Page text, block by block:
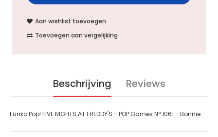
Aan wishlist toevoegen
Toevoegen aan vergelijking
Beschrijving Reviews
Funko Pop! FIVE NIGHTS AT FREDDY'S - POP Games N° 1061 - Bonnie